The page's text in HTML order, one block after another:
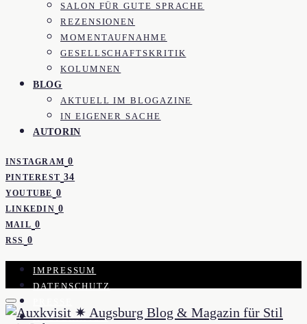
SALON FÜR GUTE SPRACHE
REZENSIONEN
MOMENTAUFNAHME
GESELLSCHAFTSKRITIK
KOLUMNEN
BLOG
AKTUELL IM BLOGAZINE
IN EIGENER SACHE
AUTORIN
INSTAGRAM 0
PINTEREST 34
YOUTUBE 0
LINKEDIN 0
MAIL 0
RSS 0
IMPRESSUM
DATENSCHUTZ
KOOPERATION